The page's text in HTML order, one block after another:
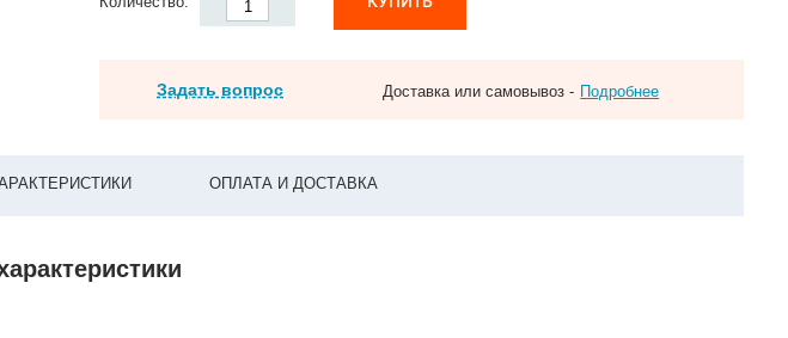
Задать вопрос Доставка или самовывоз - Подробнее
ОПЛАТА И ДОСТАВКА